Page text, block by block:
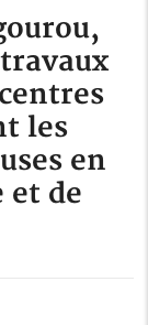
les
en
et de